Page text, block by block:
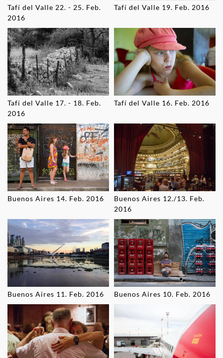
Tafí del Valle 22. - 25. Feb.
2016
Tafí del Valle 19. Feb. 2016
Tafí del Valle 17. - 18. Feb.
2016
Tafí del Valle 16. Feb. 2016
Buenos Aires 14. Feb. 2016
Buenos Aires 12./13. Feb.
2016
Buenos Aires 11. Feb. 2016 Buenos Aires 10. Feb. 2016